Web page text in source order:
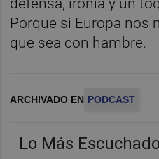
Lo Más Escuchado
defensa, ironía y un
Porque si Europa nos
que sea con hambre.
ARCHIVADO EN PODCAST